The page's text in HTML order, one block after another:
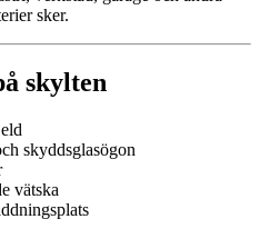
sker.
skylten
skyddsglasögon
vätska